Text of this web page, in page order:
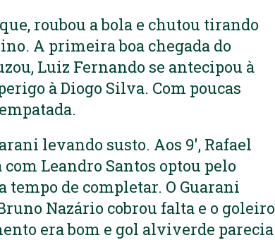
roubou a bola e chutou tirando
A primeira boa chegada do
Luiz Fernando se antecipou à
à Diogo Silva. Com poucas
levando susto. Aos 9′, Rafael
Leandro Santos optou pelo
tempo de completar. O Guarani
Nazário cobrou falta e o goleiro
era bom e gol alviverde parecia